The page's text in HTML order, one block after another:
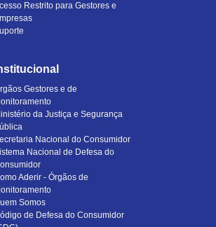
Restrito para Gestores e
Gestores e de
da Justiça e Segurança
Nacional do Consumidor
Nacional de Defesa do
Aderir - Órgãos de
Somos
de Defesa do Consumidor